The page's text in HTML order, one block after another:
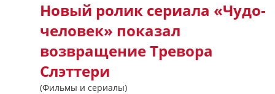
Новый ролик сериала «Чудо-
человек» показал
возвращение Тревора
Слэттери
(Фильмы и сериалы)